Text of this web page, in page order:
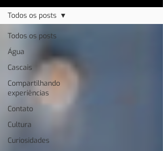
Todos os posts
Água
Cascais
Compartilhando
experiências
Contato
Cultura
Curiosidades
Todos os posts